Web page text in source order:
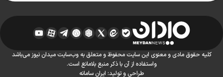
کلیه حقوق مادی و معنوی این سایت محفوظ و متعلق به وب‌سایت میدان نیوز می‌باشد
واستفاده از آن با ذکر منبع بلامانع است.
طراحی و تولید:ایران سامانه